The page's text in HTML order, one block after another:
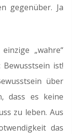
gegenüber. Ja
„wahre“
ist!
über
dass es keine
zu leben. Aus
das